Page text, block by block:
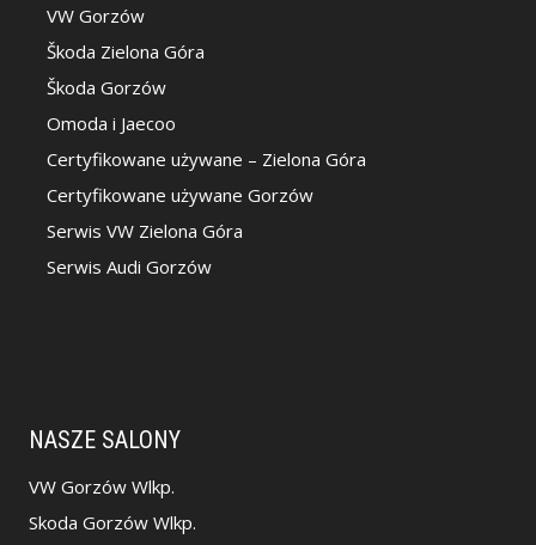
VW Gorzów
Škoda Zielona Góra
Škoda Gorzów
Omoda i Jaecoo
Certyfikowane używane – Zielona Góra
Certyfikowane używane Gorzów
Serwis VW Zielona Góra
Serwis Audi Gorzów
NASZE SALONY
VW Gorzów Wlkp.
Skoda Gorzów Wlkp.